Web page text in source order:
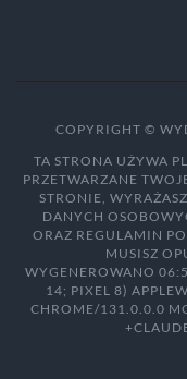
COPYRIGHT ©
TA STRONA UŻYWA
PRZETWARZANE
STRONIE,
DANYCH
ORAZ REGULAMIN
MUSISZ
WYGENEROWANO
14; PIXEL 8)
CHROME/131.0.0.0